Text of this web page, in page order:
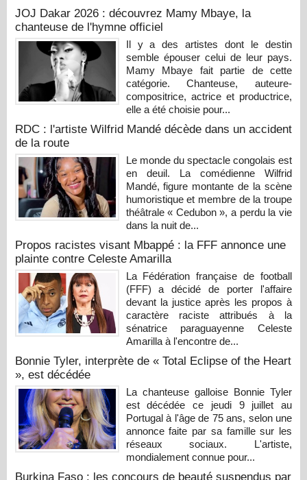
JOJ Dakar 2026 : découvrez Mamy Mbaye, la
chanteuse de l'hymne officiel
Il y a des artistes dont le destin
semble épouser celui de leur pays.
Mamy Mbaye fait partie de cette
catégorie. Chanteuse, auteure-
compositrice, actrice et productrice,
elle a été choisie pour...
RDC : l'artiste Wilfrid Mandé décède dans un accident
de la route
Le monde du spectacle congolais est
en deuil. La comédienne Wilfrid
Mandé, figure montante de la scène
humoristique et membre de la troupe
théâtrale « Cedubon », a perdu la vie
dans la nuit de...
Propos racistes visant Mbappé : la FFF annonce une
plainte contre Celeste Amarilla
La Fédération française de football
(FFF) a décidé de porter l'affaire
devant la justice après les propos à
caractère raciste attribués à la
sénatrice paraguayenne Celeste
Amarilla à l'encontre de...
Bonnie Tyler, interprète de « Total Eclipse of the Heart
», est décédée
La chanteuse galloise Bonnie Tyler
est décédée ce jeudi 9 juillet au
Portugal à l'âge de 75 ans, selon une
annonce faite par sa famille sur les
réseaux sociaux. L'artiste,
mondialement connue pour...
Burkina Faso : les concours de beauté suspendus par